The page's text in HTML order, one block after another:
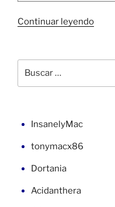
Continuar leyendo
por:
InsanelyMac
tonymacx86
Dortania
Acidanthera